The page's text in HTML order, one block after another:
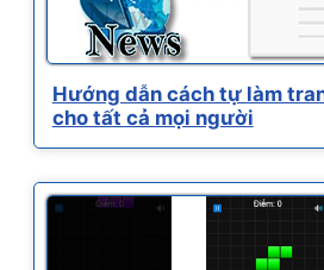
Hướng dẫn cách tự làm
cho tất cả mọi người